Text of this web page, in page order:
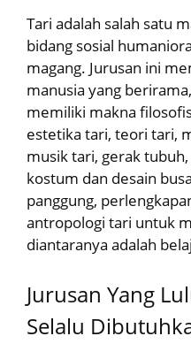
Tari adalah salah satu
bidang sosial
magang. Jurusan ini
manusia yang
memiliki makna
estetika tari, teori tari,
musik tari, gerak
kostum dan desain
panggung,
antropologi tari untuk
diantaranya adalah
Jurusan Yang
Selalu